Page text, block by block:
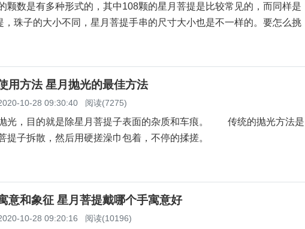
数是有多种形式的，其中108颗的星月菩提是比较常见的，而同样是
，珠子的大小不同，星月菩提手串的尺寸大小也是不一样的。要怎么挑
用方法 星月抛光的最佳方法
10-28 09:30:40 阅读(7275)
光，目的就是除星月菩提子表面的杂质和车痕。 传统的抛光方法是
提子拆散，然后用硬搓澡巾包着，不停的揉搓。
意和象征 星月菩提戴哪个手寓意好
10-28 09:20:16 阅读(10196)